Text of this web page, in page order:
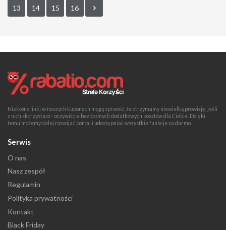
13 14 15 16
Niektóre linki w naszych kuponach mogą sprawić, że otrzymamy niewielką prowizję, jeśli
z nich skorzystasz - oczywiście bez żadnych dodatkowych kosztów dla Ciebie. Dzięki
temu możemy dalej rozwijać portal i udostępniać wszystkie funkcje za darmo.
Serwis
O nas
Nasz zespół
Regulamin
Polityka prywatności
Kontakt
Black Friday